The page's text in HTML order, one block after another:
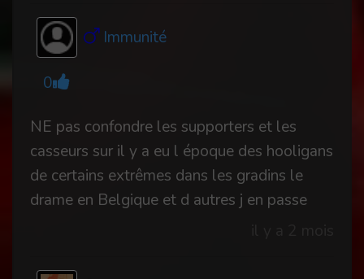
Immunité
0
NE pas confondre les supporters et les
casseurs sur il y a eu l époque des hooligans
de certains extrêmes dans les gradins le
drame en Belgique et d autres j en passe